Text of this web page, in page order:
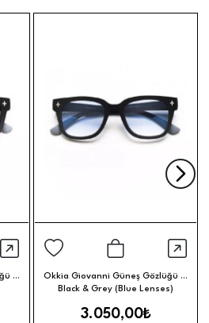
Ekle
Hızlı Görünüm
//
Sepete
Okkia Giovanni Güneş Gözlüğü //
Black & Grey (Blue Lenses)
3.050,00₺